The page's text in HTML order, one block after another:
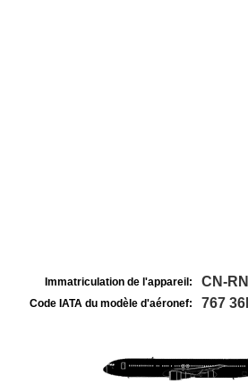
Immatriculation de l'appareil: CN-
Code IATA du modèle d'aéronef: 767